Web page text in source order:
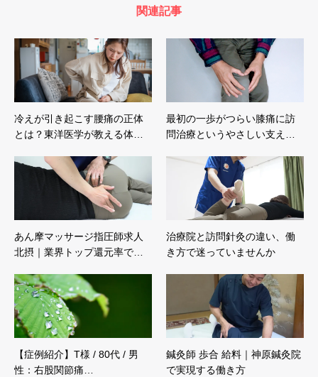
関連記事
冷えが引き起こす腰痛の正体
とは？東洋医学が教える体…
最初の一歩がつらい膝痛に訪
問治療というやさしい支え…
あん摩マッサージ指圧師求人
北摂｜業界トップ還元率で…
治療院と訪問針灸の違い、働
き方で迷っていませんか
【症例紹介】T様 / 80代 / 男
性：右股関節痛…
鍼灸師 歩合 給料｜神原鍼灸院
で実現する働き方